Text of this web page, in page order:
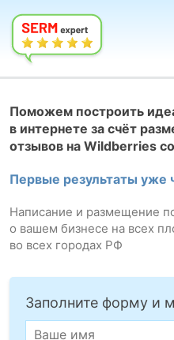
Поможем построить
в интернете за счёт
отзывов на Wildberries
Первые результаты уже
Написание и размещение
о вашем бизнесе на всех
во всех городах РФ
Заполните форму и